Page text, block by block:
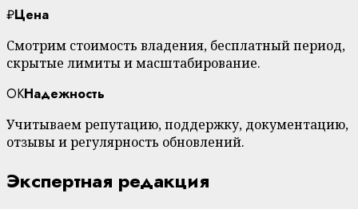
₽Цена
Смотрим стоимость владения, бесплатный период,
скрытые лимиты и масштабирование.
OKНадежность
Учитываем репутацию, поддержку, документацию,
отзывы и регулярность обновлений.
Экспертная редакция